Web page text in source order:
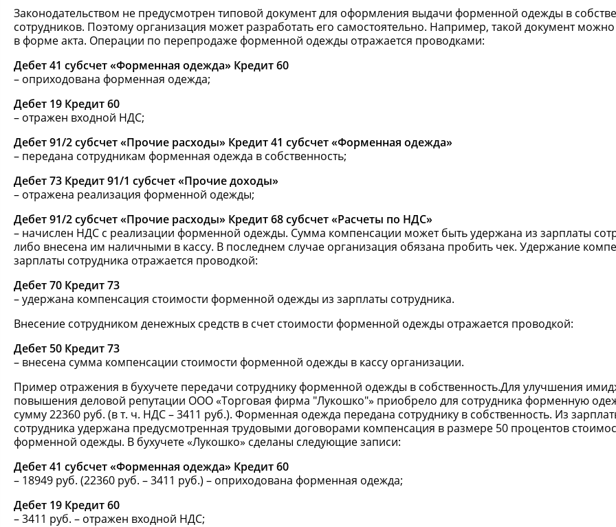
Законодательством не предусмотрен типовой документ для оформления выдачи форменной одежды в
сотрудников. Поэтому организация может разработать его самостоятельно. Например, такой документ можно
в форме акта. Операции по перепродаже форменной одежды отражается проводками:
Дебет 41 субсчет «Форменная одежда» Кредит 60
– оприходована форменная одежда;
Дебет 19 Кредит 60
– отражен входной НДС;
Дебет 91/2 субсчет «Прочие расходы» Кредит 41 субсчет «Форменная одежда»
– передана сотрудникам форменная одежда в собственность;
Дебет 73 Кредит 91/1 субсчет «Прочие доходы»
– отражена реализация форменной одежды;
Дебет 91/2 субсчет «Прочие расходы» Кредит 68 субсчет «Расчеты по НДС»
– начислен НДС с реализации форменной одежды. Сумма компенсации может быть удержана из зарплаты
либо внесена им наличными в кассу. В последнем случае организация обязана пробить чек. Удержание
зарплаты сотрудника отражается проводкой:
Дебет 70 Кредит 73
– удержана компенсация стоимости форменной одежды из зарплаты сотрудника.
Внесение сотрудником денежных средств в счет стоимости форменной одежды отражается проводкой:
Дебет 50 Кредит 73
– внесена сумма компенсации стоимости форменной одежды в кассу организации.
Пример отражения в бухучете передачи сотруднику форменной одежды в собственность.Для улучшения
повышения деловой репутации ООО «Торговая фирма "Лукошко"» приобрело для сотрудника форменную
сумму 22360 руб. (в т. ч. НДС – 3411 руб.). Форменная одежда передана сотруднику в собственность. Из
сотрудника удержана предусмотренная трудовыми договорами компенсация в размере 50 процентов
форменной одежды. В бухучете «Лукошко» сделаны следующие записи:
Дебет 41 субсчет «Форменная одежда» Кредит 60
– 18949 руб. (22360 руб. – 3411 руб.) – оприходована форменная одежда;
Дебет 19 Кредит 60
– 3411 руб. – отражен входной НДС;